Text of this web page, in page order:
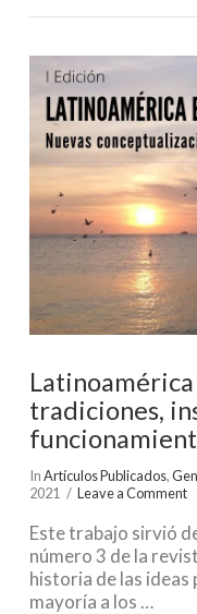
Latinoamérica
tradiciones,
InArtículos Publicados,
2021
Leave a Comment
Este trabajo sirvió
número 3 de la
historia de las ideas
mayoría a los …